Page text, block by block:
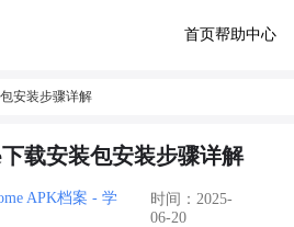
首页帮助中心
安装步骤详解
载安装包安装步骤详解
APK档案 - 学
时间：2025-
06-20